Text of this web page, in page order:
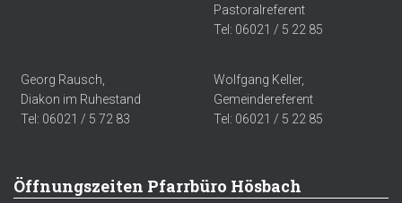
Pastoralreferent
Tel: 06021 / 5 22 85
Georg Rausch,
Diakon im Ruhestand
Tel: 06021 / 5 72 83
Wolfgang Keller,
Gemeindereferent
Tel: 06021 / 5 22 85
Öffnungszeiten Pfarrbüro Hösbach